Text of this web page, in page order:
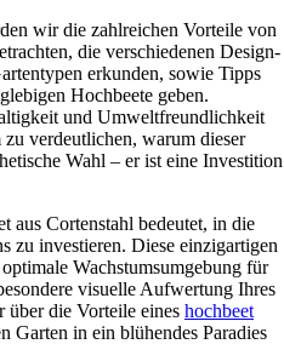
wir die zahlreichen Vorteile von
die verschiedenen Design-
erkunden, sowie Tipps
Hochbeete geben.
und Umweltfreundlichkeit
verdeutlichen, warum dieser
Wahl – er ist eine Investition
aus Cortenstahl bedeutet, in die
zu investieren. Diese einzigartigen
Wachstumsumgebung für
visuelle Aufwertung Ihres
über die Vorteile eines hochbeet
Garten in ein blühendes Paradies